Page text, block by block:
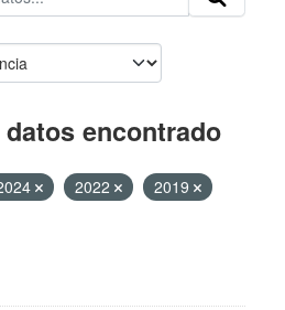
encontrado
2022
2019